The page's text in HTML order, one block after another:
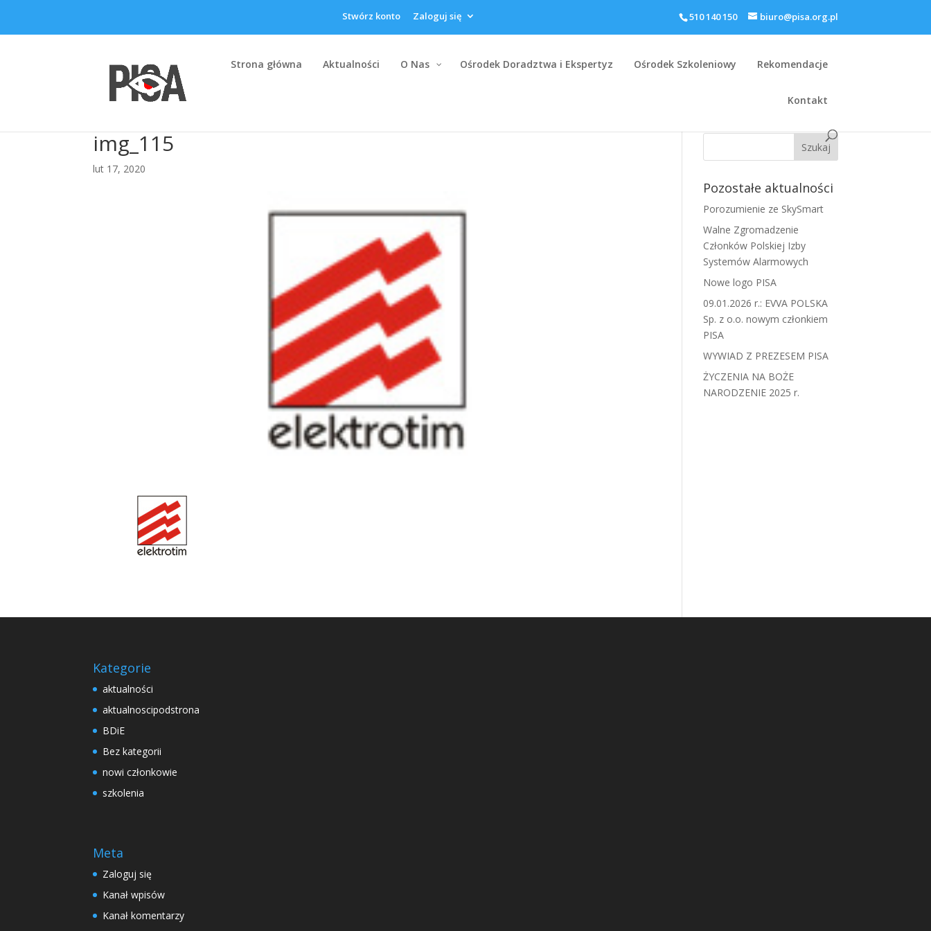
510 140 150 biuro@pisa.org.pl
Stwórz konto Zaloguj się
Strona główna Aktualności O Nas Ośrodek Doradztwa i Ekspertyz Ośrodek Szkoleniowy Rekomendacje
Kontakt
img_115
lut 17, 2020
Pozostałe aktualności
Porozumienie ze SkySmart
Walne Zgromadzenie
Członków Polskiej Izby
Systemów Alarmowych
Nowe logo PISA
09.01.2026 r.: EVVA POLSKA
Sp. z o.o. nowym członkiem
PISA
WYWIAD Z PREZESEM PISA
ŻYCZENIA NA BOŻE
NARODZENIE 2025 r.
Kategorie
aktualności
aktualnoscipodstrona
BDiE
Bez kategorii
nowi członkowie
szkolenia
Meta
Zaloguj się
Kanał wpisów
Kanał komentarzy